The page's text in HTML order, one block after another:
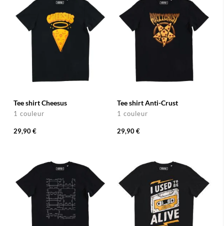
Tee shirt Cheesus
1 couleur
29,90 €
Tee shirt Anti-Crust
1 couleur
29,90 €